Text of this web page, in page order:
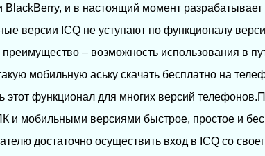
BlackBerry, и в настоящий момент
версии ICQ не уступают по функционалу
преимущество – возможность использования в
мобильную аську скачать бесплатно на
этот функционал для многих версий
и мобильными версиями быстрое, простое и
достаточно осуществить вход в ICQ со